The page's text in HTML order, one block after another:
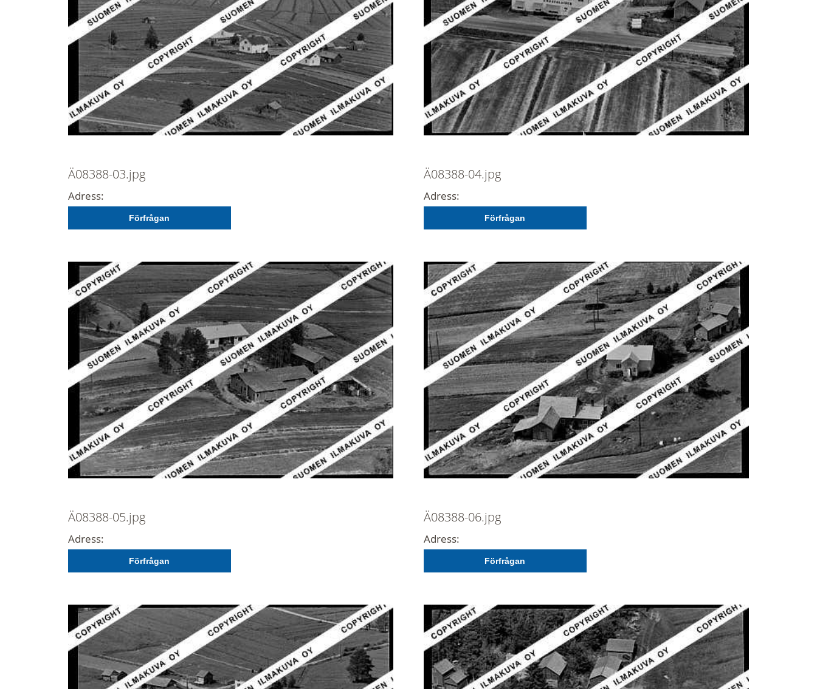
Ä08388-03.jpg
Adress:
Förfrågan
Ä08388-04.jpg
Adress:
Förfrågan
Ä08388-05.jpg
Adress:
Förfrågan
Ä08388-06.jpg
Adress:
Förfrågan